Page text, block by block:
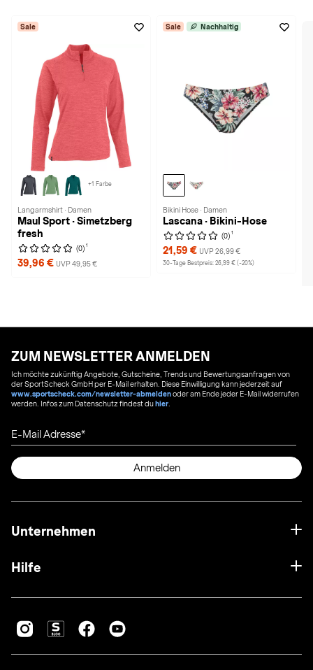
Sale
+1 Farbe
Langarmshirt · Damen
Maul Sport · Simetzberg
fresh
(0) 1
39,96 € UVP 49,95 €
Sale Nachhaltig
Bikini Hose · Damen
Lascana · Bikini-Hose
(0) 1
21,59 € UVP 26,99 €
30-Tage Bestpreis: 26,99 € (-20%)
ZUM NEWSLETTER ANMELDEN
Ich möchte zukünftig Angebote, Gutscheine, Trends und Bewertungsanfragen von
der SportScheck GmbH per E-Mail erhalten. Diese Einwilligung kann jederzeit auf
www.sportscheck.com/newsletter-abmeldenoder am Ende jeder E-Mail widerrufen
werden. Infos zum Datenschutz findest duhier
E-Mail Adresse
Anmelden
Unternehmen
Hilfe